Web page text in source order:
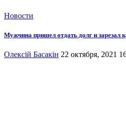
Новости
Мужчина пришел отдать долг и зарезал
Олексій Басакін 22 октября, 2021